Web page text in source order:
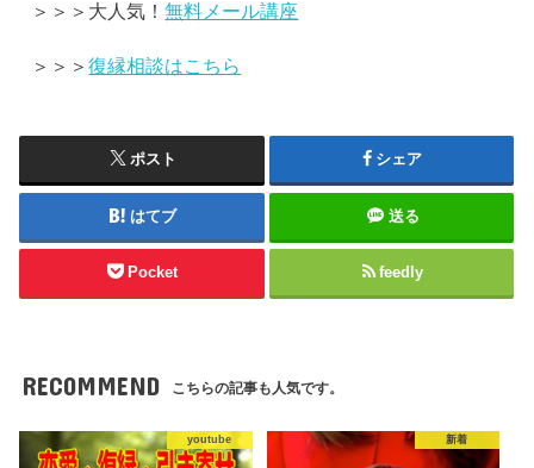
＞＞＞大人気！無料メール講座
＞＞＞復縁相談はこちら
ポスト シェア
はてブ 送る
Pocket feedly
RECOMMEND こちらの記事も人気です。
youtube 新着